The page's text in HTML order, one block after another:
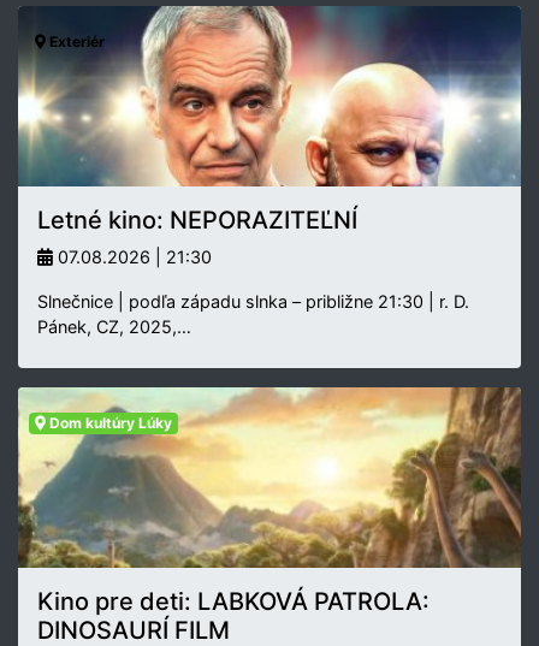
Exteriér
Letné kino: NEPORAZITEĽNÍ
07.08.2026 | 21:30
Slnečnice | podľa západu slnka – približne 21:30 | r. D.
Pánek, CZ, 2025,…
Dom kultúry Lúky
Kino pre deti: LABKOVÁ PATROLA:
DINOSAURÍ FILM